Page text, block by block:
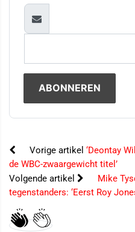
Vorige artikel ‘Deontay
de WBC-zwaargewicht titel’
Volgende artikel
Mike
tegenstanders: ‘Eerst Roy